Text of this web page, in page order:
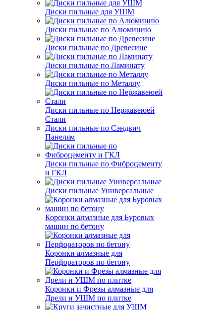
Диски пильные для УШМ
Диски пильные по Алюминию
Диски пильные по Древесине
Диски пильные по Ламинату
Диски пильные по Металлу
Диски пильные по Нержавеюей
Стали
Диски пильные по Сэндвич
Панелям
Диски пильные по Фиброцементу
и ГКЛ
Диски пильные Универсальные
Коронки алмазные для Буровых
машин по бетону
Коронки алмазные для
Перфораторов по бетону
Коронки и Фрезы алмазные для
Дрели и УШМ по плитке